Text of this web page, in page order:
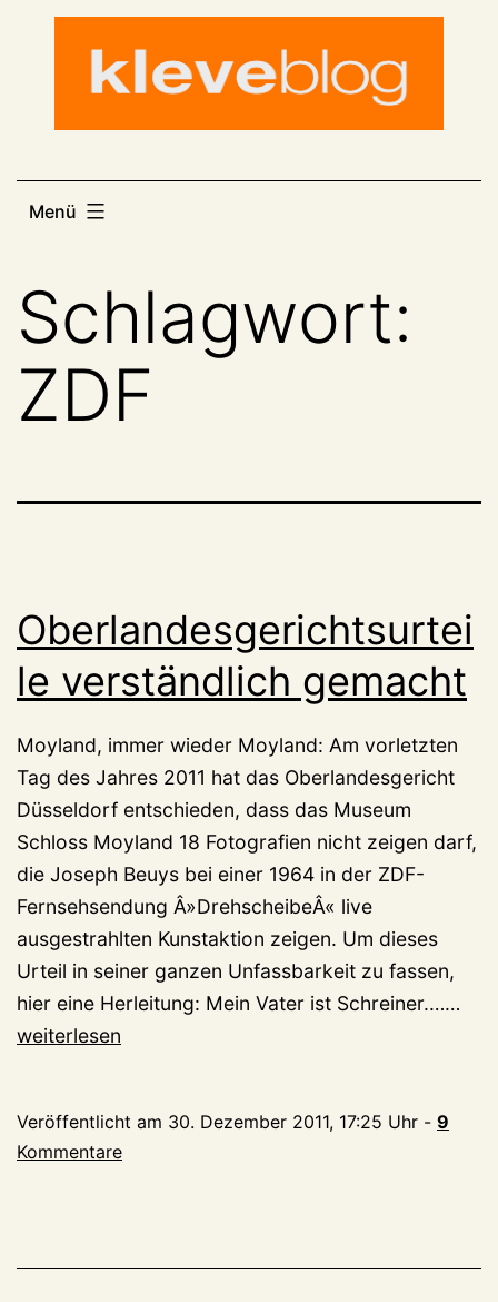
Menü
Schlagwort:
ZDF
Oberlandesgerichtsurtei
le verständlich gemacht
Moyland, immer wieder Moyland: Am vorletzten
Tag des Jahres 2011 hat das Oberlandesgericht
Düsseldorf entschieden, dass das Museum
Schloss Moyland 18 Fotografien nicht zeigen darf,
die Joseph Beuys bei einer 1964 in der ZDF-
Fernsehsendung Â»DrehscheibeÂ« live
ausgestrahlten Kunstaktion zeigen. Um dieses
Urteil in seiner ganzen Unfassbarkeit zu fassen,
hier eine Herleitung: Mein Vater ist Schreiner.……
weiterlesen
Veröffentlicht am 30. Dezember 2011, 17:25 Uhr - 9
Kommentare